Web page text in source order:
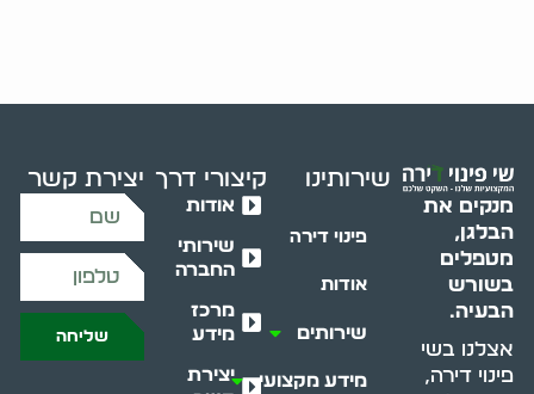
מנקים את
הבלגן,
מטפלים
בשורש
הבעיה.
אצלנו בשי
פינוי דירה,
שירותינו
פינוי דירה
אודות
שירותים
מידע מקצועי
קיצורי דרך
אודות
שירותי
החברה
מרכז
מידע
יצירת
יצירת קשר
שליחה